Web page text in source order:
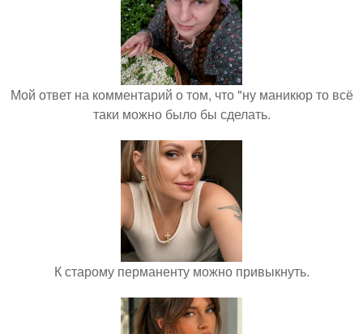
Мой ответ на комментарий о том, что "ну маникюр то всё
таки можно было бы сделать.
К старому перманенту можно привыкнуть.